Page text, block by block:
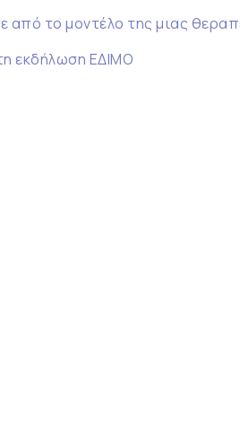
από το μοντέλο της μιας
εκδήλωση ΕΔΙΜΟ